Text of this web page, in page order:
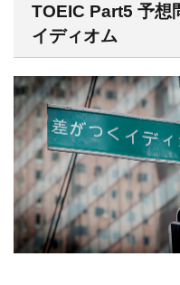
TOEIC Part5 予想
イディオム